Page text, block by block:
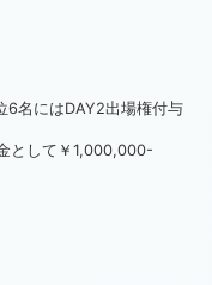
名にはDAY2出場権付与
として￥1,000,000-